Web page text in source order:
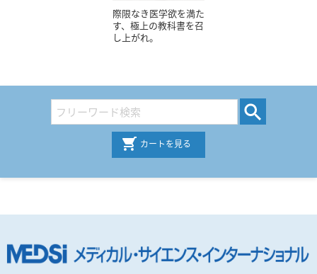
際限なき医学欲を満た
す、極上の教科書を召
し上がれ。
カートを見る